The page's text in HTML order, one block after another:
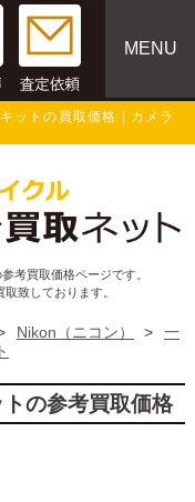
MENU
ットの買取価格 | カメラ
考買取価格ページです。
致しております。
Nikon（ニコン） >
一
の参考買取価格